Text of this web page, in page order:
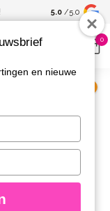
Spaar voor
kortingen
5.0 /5.0
0
en nieuwe